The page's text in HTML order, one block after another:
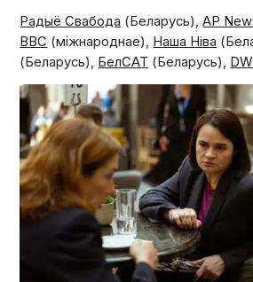
Радыё Свабода (Беларусь),AP
BBC (міжнароднае), Наша Нiва
(Беларусь), БелСАТ (Беларусь), DW